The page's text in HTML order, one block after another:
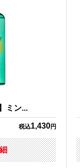
ミン...
税込1,430円